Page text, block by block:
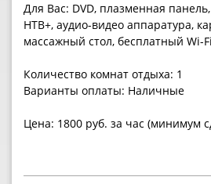
Для Вас: DVD, плазменная
НТВ+, аудио-видео аппаратура,
массажный стол, бесплатный Wi-Fi
Количество комнат отдыха: 1
Варианты оплаты: Наличные
Цена: 1800 руб. за час (минимум